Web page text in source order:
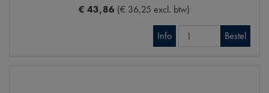
€ 43,86 (€ 36,25 excl. btw)
Info Bestel